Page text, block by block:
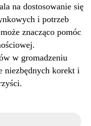
na dostosowanie się
i potrzeb
znacząco pomóc
w gromadzeniu
niezbędnych korekt i